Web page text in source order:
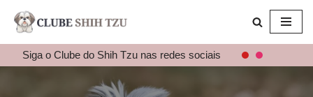
paraSiga o Clube do Shih Tzu nas redes sociais